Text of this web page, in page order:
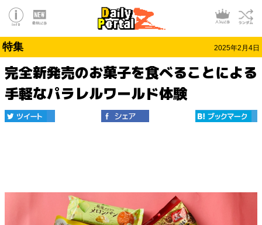
特集 2025年2月4日
完全新発売のお菓子を食べることによる
手軽なパラレルワールド体験